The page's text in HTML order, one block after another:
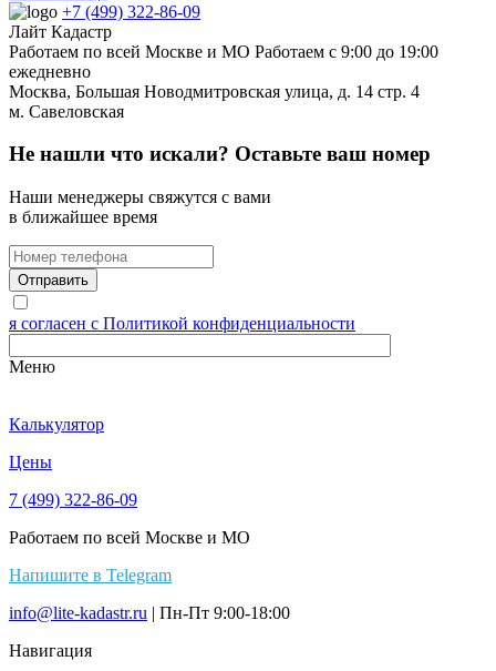
+7 (499) 322-86-09
Лайт Кадастр
Работаем по всей Москве и МО Работаем c 9:00 до 19:00
ежедневно
Москва, Большая Новодмитровская улица, д. 14 стр. 4
м. Савеловская
Не нашли что искали? Оставьте ваш номер
Наши менеджеры свяжутся с вами
в ближайшее время
я согласен с Политикой конфиденциальности
Меню
Калькулятор
Цены
7 (499) 322-86-09
Работаем по всей Москве и МО
Напишите в Telegram
info@lite-kadastr.ru | Пн-Пт 9:00-18:00
Навигация